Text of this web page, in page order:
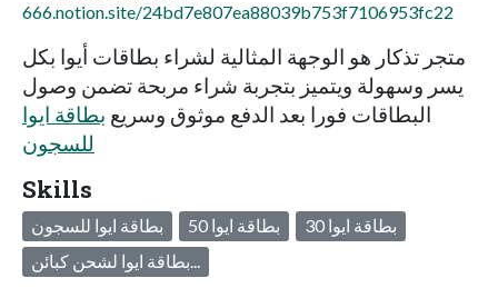
666.notion.site/24bd7e807ea88039b753f7106953fc22
متجر تذكار هو الوجهة المثالية لشراء بطاقات أيوا بكل
يسر وسهولة ويتميز بتجربة شراء مربحة تضمن وصول
البطاقات فورا بعد الدفع موثوق وسريع بطاقة ايوا
للسجون
Skills
بطاقة ايوا للسجون بطاقة ايوا 50
بطاقة ايوا 30
بطاقة ايوا لشحن كبائن...